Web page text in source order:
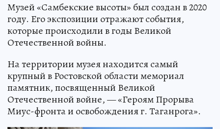
Музей «Самбекские высоты» был создан в 2020
году. Его экспозиции отражают события,
которые происходили в годы Великой
Отечественной войны.
На территории музея находится самый
крупный в Ростовской области мемориал
памятник, посвященный Великой
Отечественной войне, — «Героям Прорыва
Миус-фронта и освобождения г. Таганрога».